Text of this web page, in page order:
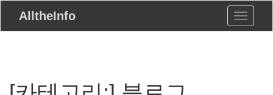
i
AlltheInfo Toggle